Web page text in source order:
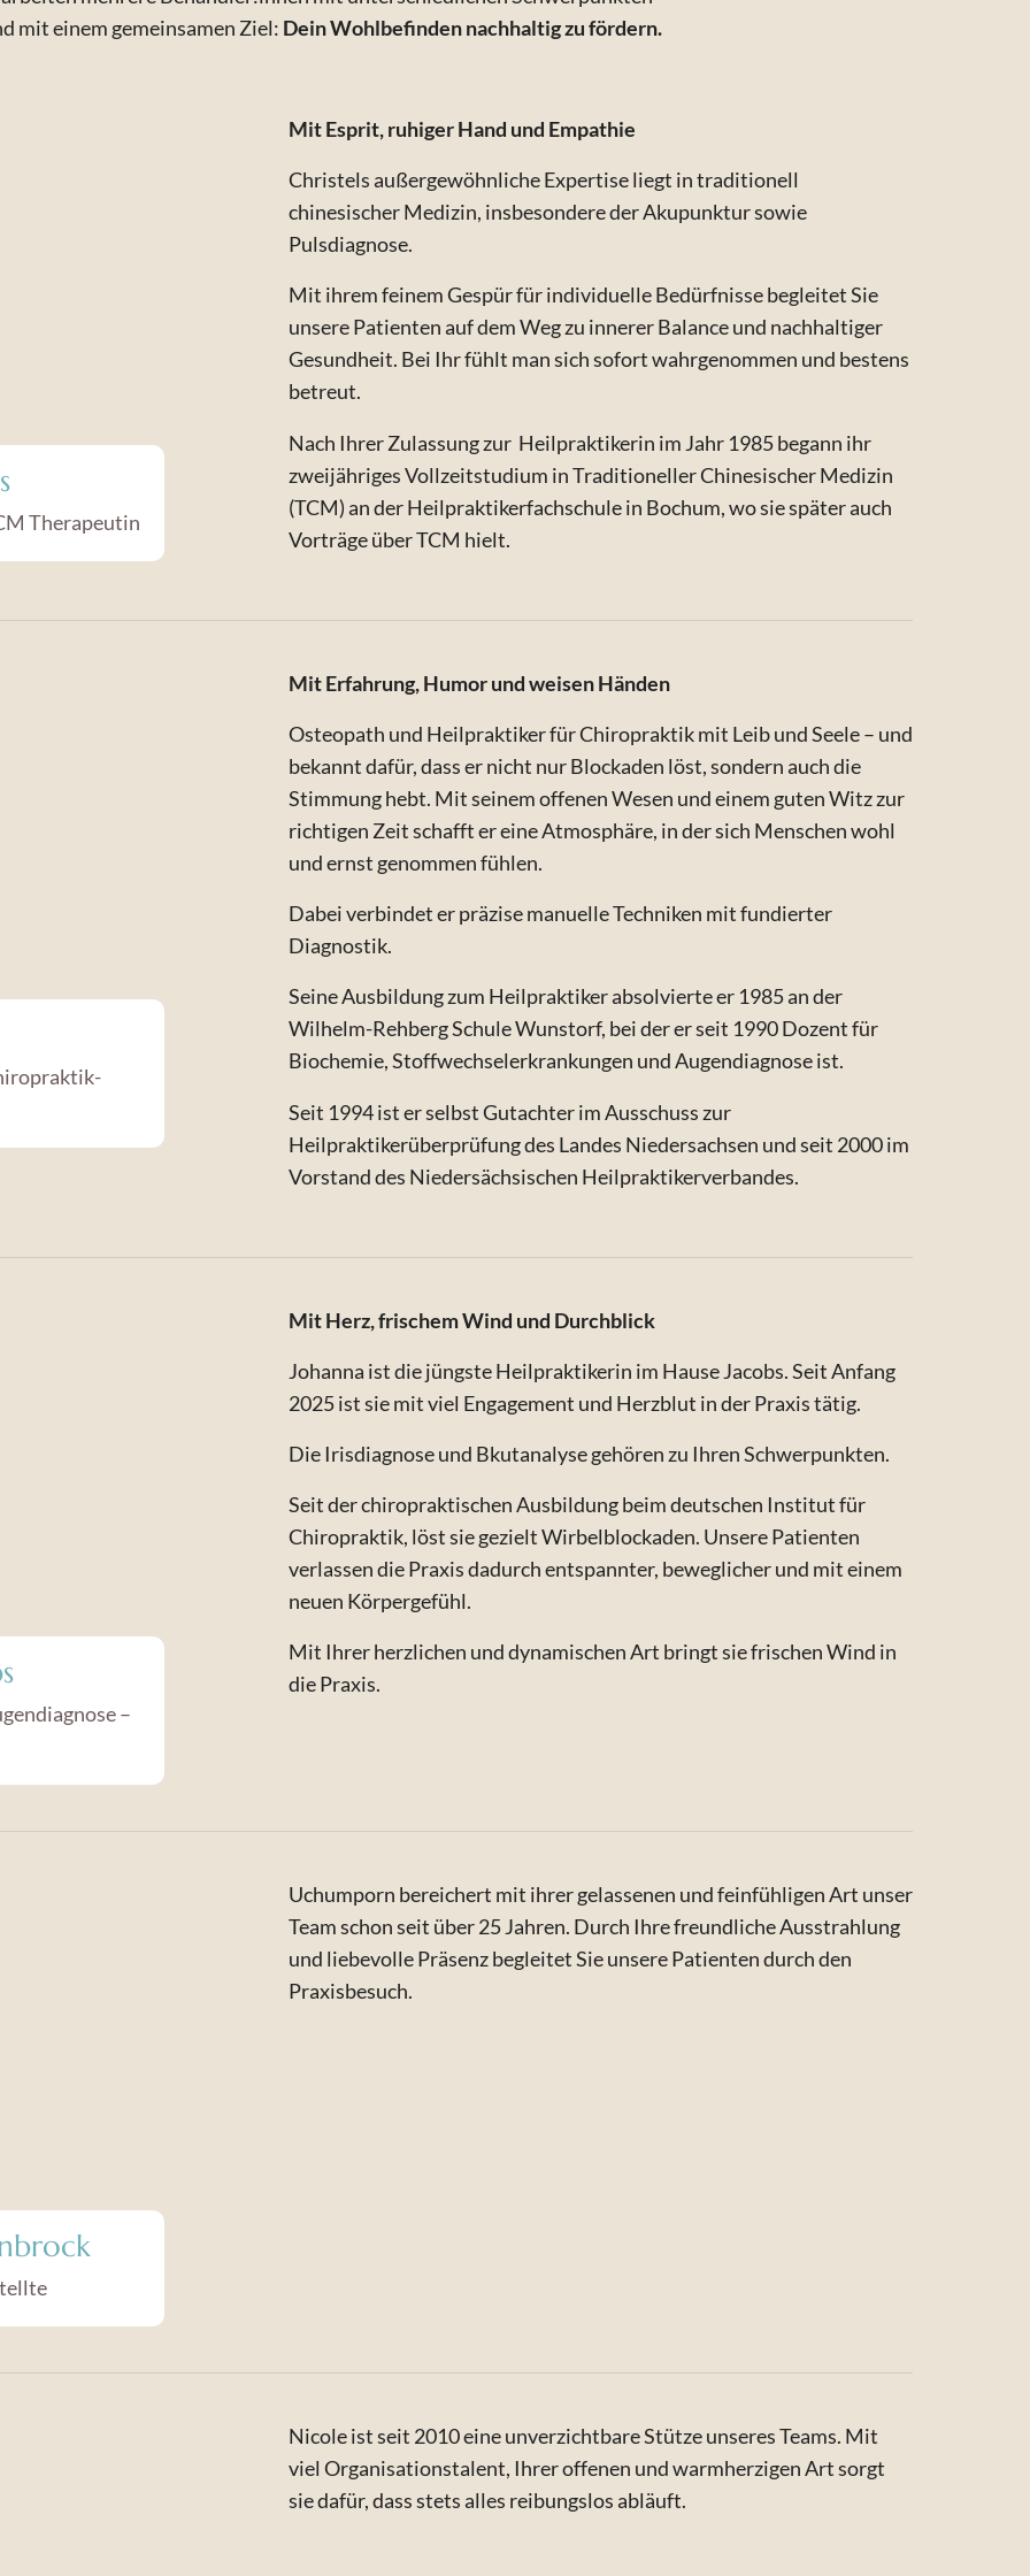
mit einem gemeinsamen Ziel: Dein Wohlbefinden nachhaltig zu fördern.
Therapeutin
Mit Esprit, ruhiger Hand und Empathie
Christels außergewöhnliche Expertise liegt in traditionell
chinesischer Medizin, insbesondere der Akupunktur sowie
Pulsdiagnose.
Mit ihrem feinem Gespür für individuelle Bedürfnisse begleitet Sie
unsere Patienten auf dem Weg zu innerer Balance und nachhaltiger
Gesundheit. Bei Ihr fühlt man sich sofort wahrgenommen und bestens
betreut.
Nach Ihrer Zulassung zur Heilpraktikerin im Jahr 1985 begann ihr
zweijähriges Vollzeitstudium in Traditioneller Chinesischer Medizin
(TCM) an der Heilpraktikerfachschule in Bochum, wo sie später auch
Vorträge über TCM hielt.
Mit Erfahrung, Humor und weisen Händen
Osteopath und Heilpraktiker für Chiropraktik mit Leib und Seele – und
bekannt dafür, dass er nicht nur Blockaden löst, sondern auch die
Stimmung hebt. Mit seinem offenen Wesen und einem guten Witz zur
richtigen Zeit schafft er eine Atmosphäre, in der sich Menschen wohl
und ernst genommen fühlen.
Dabei verbindet er präzise manuelle Techniken mit fundierter
Diagnostik.
Seine Ausbildung zum Heilpraktiker absolvierte er 1985 an der
Wilhelm-Rehberg Schule Wunstorf, bei der er seit 1990 Dozent für
Biochemie, Stoffwechselerkrankungen und Augendiagnose ist.
Seit 1994 ist er selbst Gutachter im Ausschuss zur
Heilpraktikerüberprüfung des Landes Niedersachsen und seit 2000 im
Vorstand des Niedersächsischen Heilpraktikerverbandes.
–
Mit Herz, frischem Wind und Durchblick
Johanna ist die jüngste Heilpraktikerin im Hause Jacobs. Seit Anfang
2025 ist sie mit viel Engagement und Herzblut in der Praxis tätig.
Die Irisdiagnose und Bkutanalyse gehören zu Ihren Schwerpunkten.
Seit der chiropraktischen Ausbildung beim deutschen Institut für
Chiropraktik, löst sie gezielt Wirbelblockaden. Unsere Patienten
verlassen die Praxis dadurch entspannter, beweglicher und mit einem
neuen Körpergefühl.
Mit Ihrer herzlichen und dynamischen Art bringt sie frischen Wind in
die Praxis.
Uchumporn bereichert mit ihrer gelassenen und feinfühligen Art unser
Team schon seit über 25 Jahren. Durch Ihre freundliche Ausstrahlung
und liebevolle Präsenz begleitet Sie unsere Patienten durch den
Praxisbesuch.
Nicole ist seit 2010 eine unverzichtbare Stütze unseres Teams. Mit
viel Organisationstalent, Ihrer offenen und warmherzigen Art sorgt
sie dafür, dass stets alles reibungslos abläuft.